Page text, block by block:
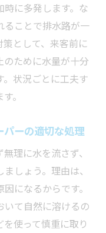
みる節約ポイン
ラブル防止に有
に多発します。な
ることで排水路が一
として、来客前に
ために水量が十分
状況ごとに工夫す
。
パーの適切な処理
理に水を流さず、
しょう。理由は、
になるからです。
て自然に溶けるの
使って慎重に取り